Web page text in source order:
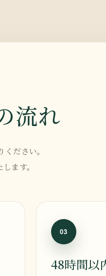
流れ
ださい。
ます。
03
48時間以